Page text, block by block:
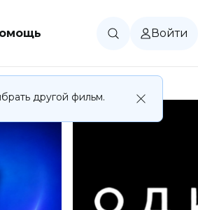
Войти
другой фильм.